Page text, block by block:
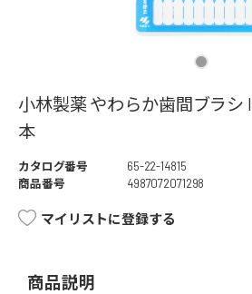
小林製薬 やわらか歯間ブラシ
本
カタログ番号
65-22-14815
商品番号
4987072071298
マイリストに登録する
商品説明